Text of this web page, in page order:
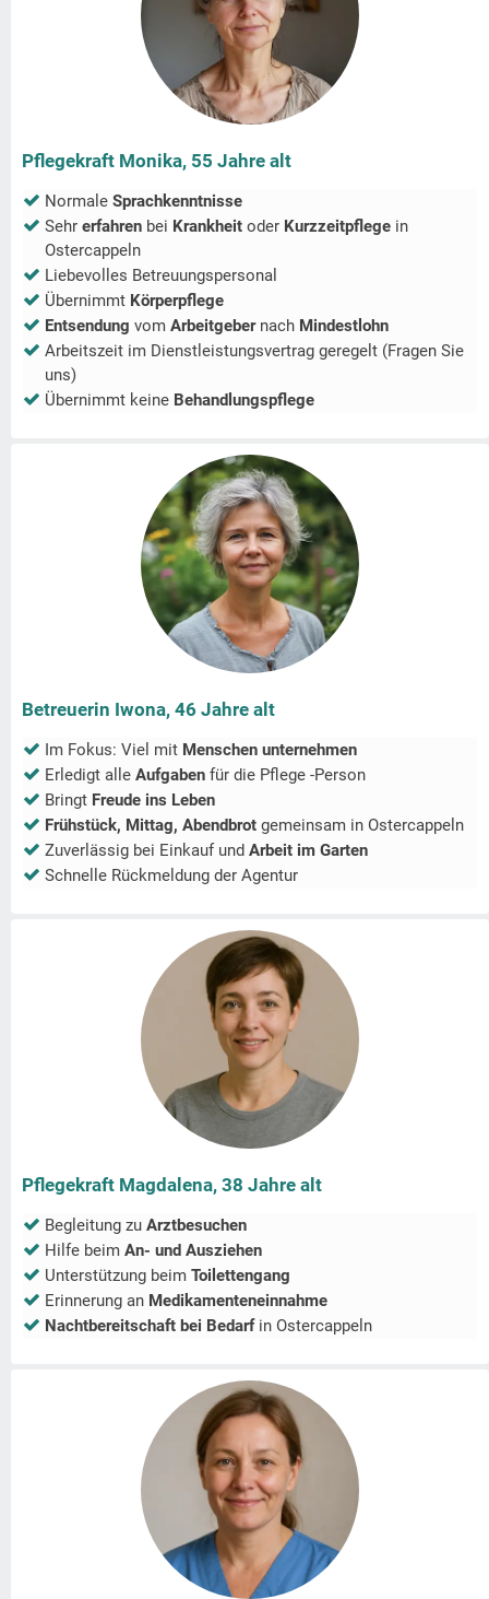
Pflegekraft Monika, 55 Jahre alt
Normale Sprachkenntnisse
Sehr erfahren bei Krankheit oder Kurzzeitpflege in
Ostercappeln
Liebevolles Betreuungspersonal
Übernimmt Körperpflege
Entsendung vom Arbeitgeber nach Mindestlohn
Arbeitszeit im Dienstleistungsvertrag geregelt (Fragen Sie
uns)
Übernimmt keine Behandlungspflege
Betreuerin Iwona, 46 Jahre alt
Im Fokus: Viel mit Menschen unternehmen
Erledigt alle Aufgaben für die Pflege -Person
Bringt Freude ins Leben
Frühstück, Mittag, Abendbrot gemeinsam in Ostercappeln
Zuverlässig bei Einkauf und Arbeit im Garten
Schnelle Rückmeldung der Agentur
Pflegekraft Magdalena, 38 Jahre alt
Begleitung zu Arztbesuchen
Hilfe beim An- und Ausziehen
Unterstützung beim Toilettengang
Erinnerung an Medikamenteneinnahme
Nachtbereitschaft bei Bedarfin Ostercappeln